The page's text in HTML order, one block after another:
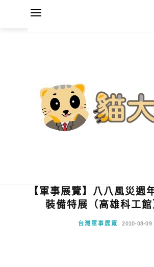
【軍事展覽】八八風災週
裝備特展（高雄科工
台灣軍事展覽 2010-08-09